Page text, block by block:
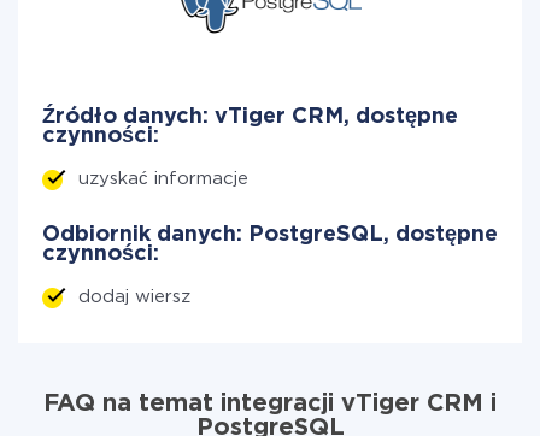
Źródło danych: vTiger CRM, dostępne
czynności:
uzyskać informacje
Odbiornik danych: PostgreSQL, dostępne
czynności:
dodaj wiersz
FAQ na temat integracji vTiger CRM i
PostgreSQL